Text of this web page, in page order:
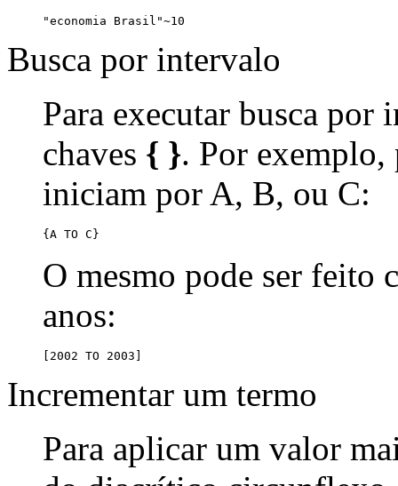
"economia Brasil"~10
Busca por intervalo
Para executar busca por
chaves { }. Por exemplo,
iniciam por A, B, ou C:
{A TO C}
O mesmo pode ser feito
anos:
[2002 TO 2003]
Incrementar um termo
Para aplicar um valor